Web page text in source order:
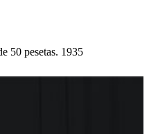
50 pesetas. 1935